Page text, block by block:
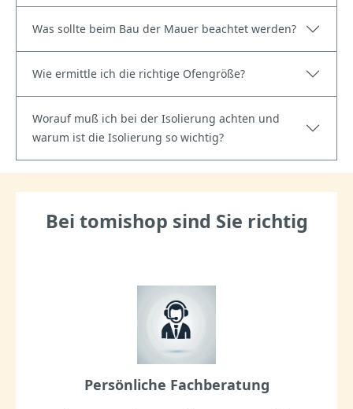
Was sollte beim Bau der Mauer beachtet werden?
Wie ermittle ich die richtige Ofengröße?
Worauf muß ich bei der Isolierung achten und
warum ist die Isolierung so wichtig?
Bei tomishop sind Sie richtig
Persönliche Fachberatung